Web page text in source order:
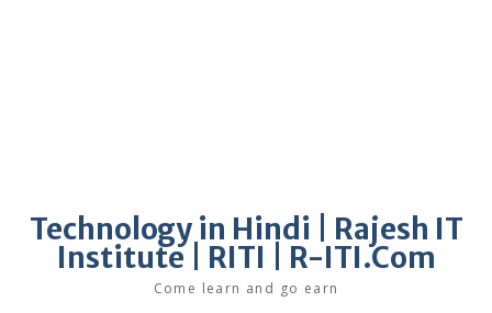
Technology in Hindi | Rajesh IT
Institute | RITI | R-ITI.Com
Come learn and go earn